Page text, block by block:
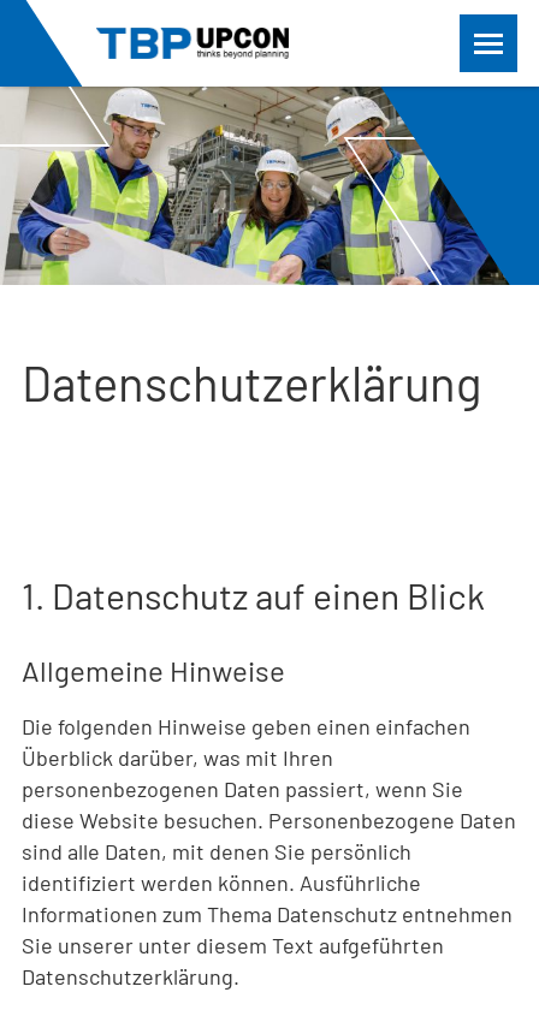
Datenschutzerklärung
1. Datenschutz auf einen Blick
Allgemeine Hinweise
Die folgenden Hinweise geben einen einfachen
Überblick darüber, was mit Ihren
personenbezogenen Daten passiert, wenn Sie
diese Website besuchen. Personenbezogene Daten
sind alle Daten, mit denen Sie persönlich
identifiziert werden können. Ausführliche
Informationen zum Thema Datenschutz entnehmen
Sie unserer unter diesem Text aufgeführten
Datenschutzerklärung.